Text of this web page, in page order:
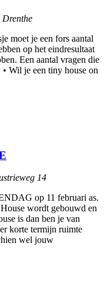
Drenthe
moet je een fors aantal
op het eindresultaat
Een aantal vragen die
Wil je een tiny house on
14
op 11 februari as.
wordt gebouwd en
is dan ben je van
korte termijn ruimte
wel jouw